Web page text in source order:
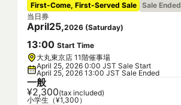
First-Come, First-Served Sale Sale Ended
当日券
April25,2026 (Saturday)
13:00 Start Time
大丸東京店 11階催事場
April 25, 2026 0:00 JST Sale Start
April 25, 2026 13:00 JST Sale Ended
一般
¥2,300(tax included)
小学生（¥1,300）